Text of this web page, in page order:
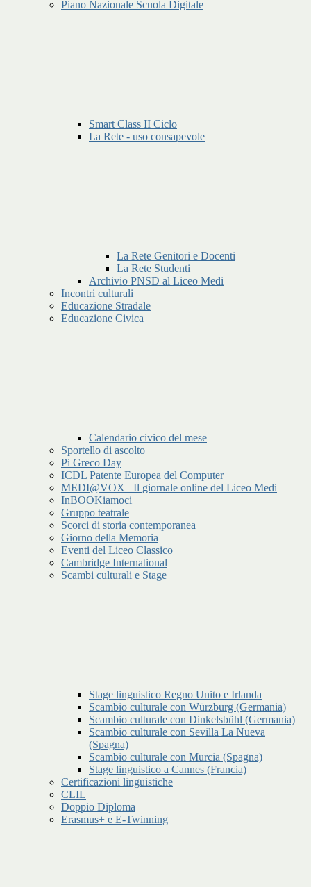
Piano Nazionale Scuola Digitale
Smart Class II Ciclo
La Rete - uso consapevole
La Rete Genitori e Docenti
La Rete Studenti
Archivio PNSD al Liceo Medi
Incontri culturali
Educazione Stradale
Educazione Civica
Calendario civico del mese
Sportello di ascolto
Pi Greco Day
ICDL Patente Europea del Computer
MEDI@VOX– Il giornale online del Liceo Medi
InBOOKiamoci
Gruppo teatrale
Scorci di storia contemporanea
Giorno della Memoria
Eventi del Liceo Classico
Cambridge International
Scambi culturali e Stage
Stage linguistico Regno Unito e Irlanda
Scambio culturale con Würzburg (Germania)
Scambio culturale con Dinkelsbühl (Germania)
Scambio culturale con Sevilla La Nueva
(Spagna)
Scambio culturale con Murcia (Spagna)
Stage linguistico a Cannes (Francia)
Certificazioni linguistiche
CLIL
Doppio Diploma
Erasmus+ e E-Twinning